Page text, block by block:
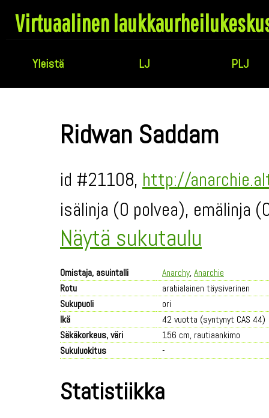
Virtuaalinen
Yleistä LJ PLJ
Ridwan Saddam
id #21108, http://
isälinja (0 polvea), emälinja
Näytä sukutaulu
Omistaja, asuintalli Anarchy, Anarchie
Rotu
arabialainen täysiverinen
Sukupuoli
ori
Ikä
42 vuotta (syntynyt CAS 44)
Säkäkorkeus, väri
156 cm, rautiaankimo
Sukuluokitus
-
Statistiikka